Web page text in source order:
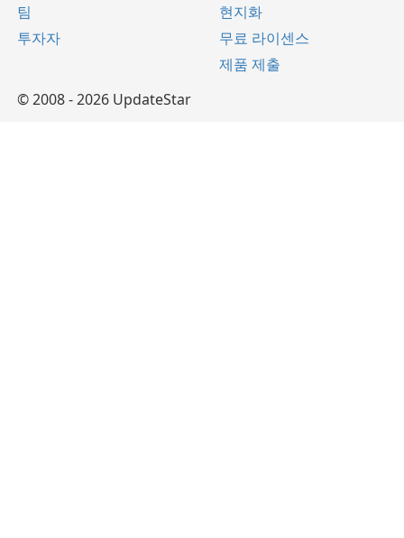
팀
투자자
현지화
무료 라이센스
제품 제출
© 2008 - 2026 UpdateStar